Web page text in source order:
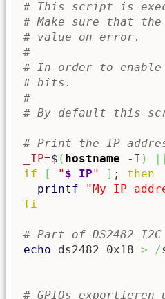
# This script is
# Make sure that
# value on error.
#
# In order to
# bits.
#
# By default this
# Print the IP
_IP=$ ( hostname -I )
if
[ " $_IP" ] ; then
printf
"My IP
fi
# Part of DS2482
echo ds2482 0x18 > /
# GPIOs